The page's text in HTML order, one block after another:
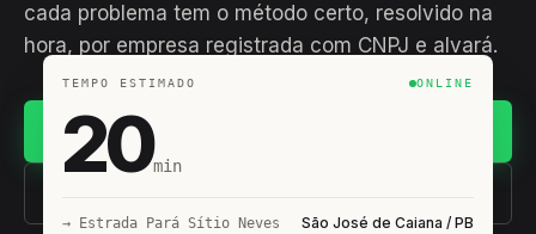
cada problema tem o método certo, resolvido na
hora, por empresa registrada com CNPJ e alvará.
(11) 93407-8838
TEMPO ESTIMADO ONLINE
20min
→ Estrada Pará Sítio Neves São José de Caiana / PB